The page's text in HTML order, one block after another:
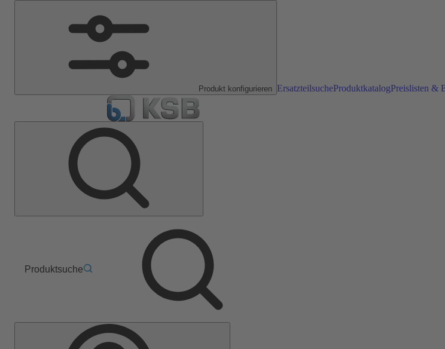
Produkt konfigurieren ErsatzteilsucheProduktkatalogPreislisten &
Produktsuche